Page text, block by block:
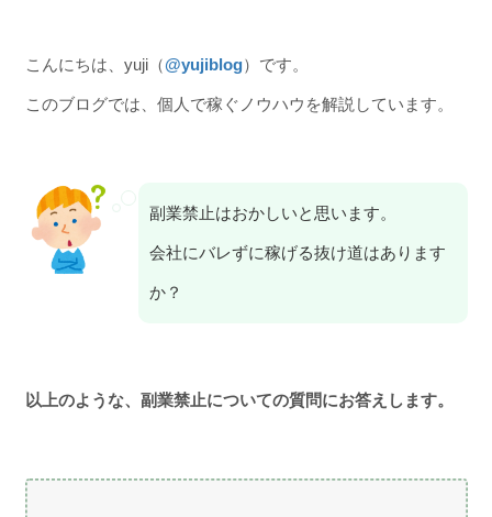
こんにちは、yuji（@yujiblog）です。
このブログでは、個人で稼ぐノウハウを解説しています。
副業禁止はおかしいと思います。
会社にバレずに稼げる抜け道はあります
か？
以上のような、副業禁止についての質問にお答えします。